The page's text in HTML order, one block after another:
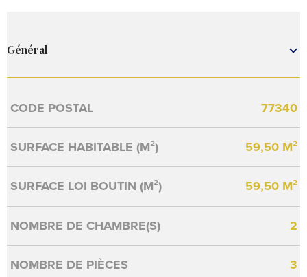
Général
Caractérisque Valeurs
CODE POSTAL 77340
SURFACE HABITABLE (M²) 59,50 M²
SURFACE LOI BOUTIN (M²) 59,50 M²
NOMBRE DE CHAMBRE(S) 2
NOMBRE DE PIÈCES 3